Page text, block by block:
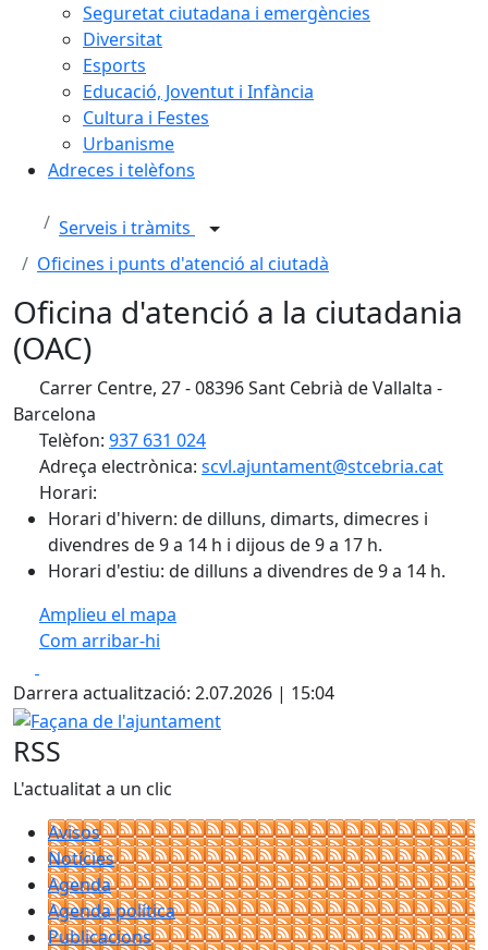
Seguretat ciutadana i emergències
Diversitat
Esports
Educació, Joventut i Infància
Cultura i Festes
Urbanisme
Adreces i telèfons
Serveis i tràmits
Oficines i punts d'atenció al ciutadà
Oficina d'atenció a la ciutadania
(OAC)
Carrer Centre, 27 - 08396 Sant Cebrià de Vallalta -
Barcelona
Telèfon: 937 631 024
Adreça electrònica: scvl.ajuntament@stcebria.cat
Horari:
Horari d'hivern: de dilluns, dimarts, dimecres i
divendres de 9 a 14 h i dijous de 9 a 17 h.
Horari d'estiu: de dilluns a divendres de 9 a 14 h.
Amplieu el mapa
Com arribar-hi
+
−
Darrera actualització: 2.07.2026 | 15:04
Façana de l'ajuntament
RSS
L'actualitat a un clic
Avisos
Notícies
Agenda
Agenda política
Publicacions